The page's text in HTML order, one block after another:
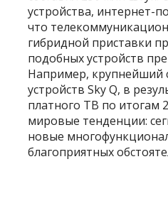
устройства, интернет-
что
гибридной приставки
подобных устройств
Например, крупнейший
устройств Sky Q, в
платного ТВ по итогам
мировые тенденции:
новые
благоприятных